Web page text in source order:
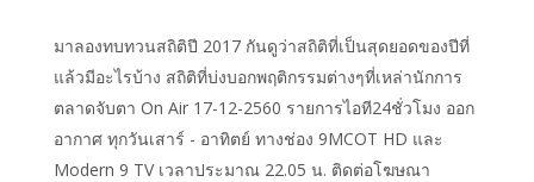
มาลองทบทวนสถิติปี 2017 กันดูว่าสถิติที่เป็นสุดยอดของปีที่
แล้วมีอะไรบ้าง สถิติที่บ่งบอกพฤติกรรมต่างๆที่เหล่านักการ
ตลาดจับตา On Air 17-12-2560 รายการไอที24ชั่วโมง ออก
อากาศ ทุกวันเสาร์ - อาทิตย์ ทางช่อง 9MCOT HD และ
Modern 9 TV เวลาประมาณ 22.05 น. ติดต่อโฆษณา